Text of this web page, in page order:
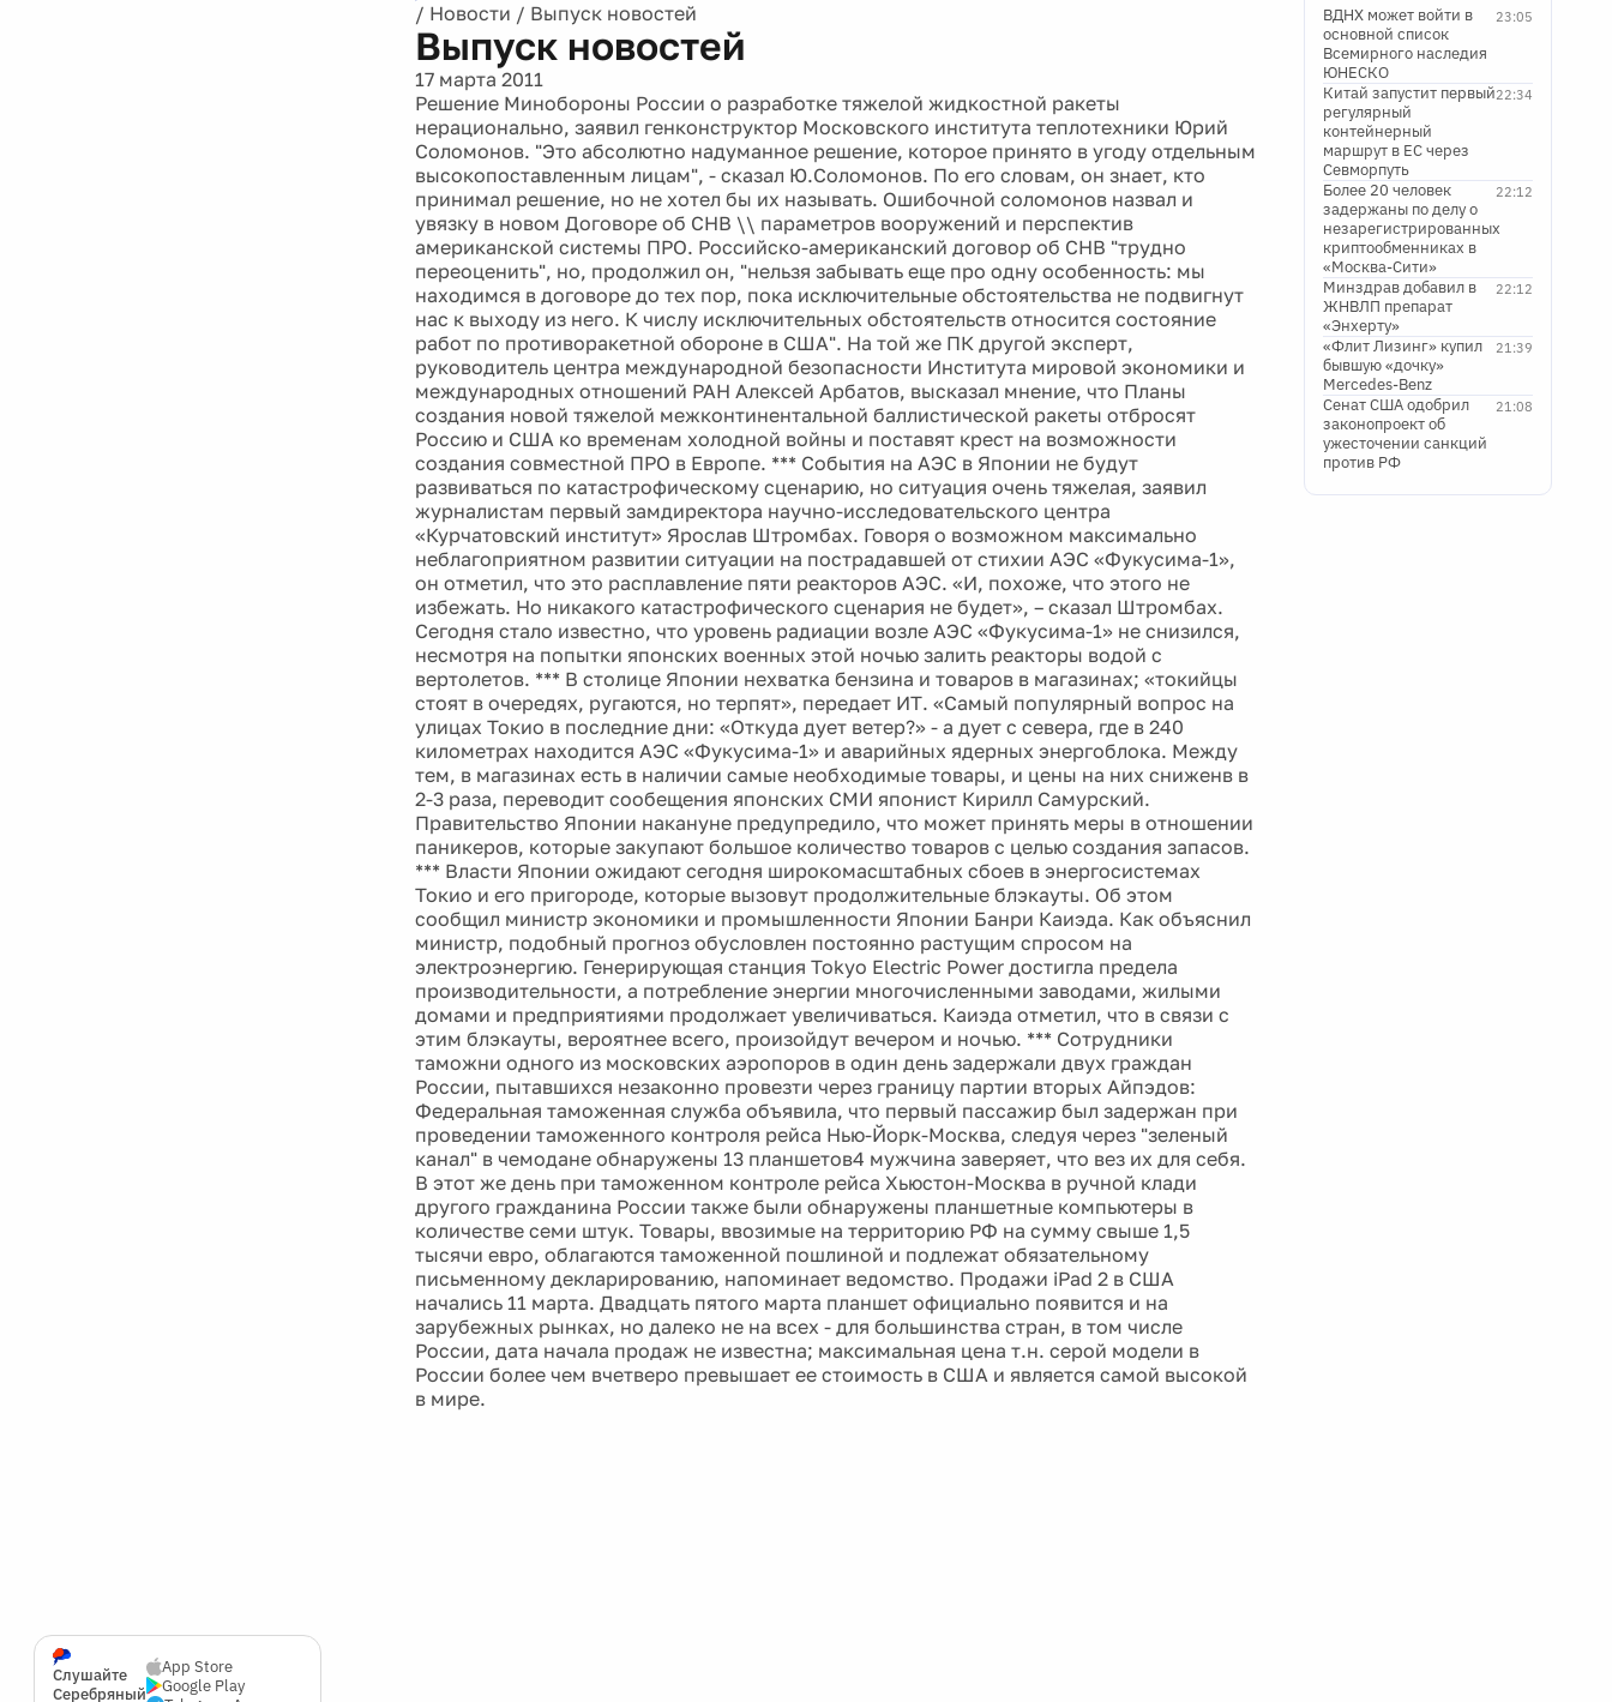
Слушайте
Серебряный
App Store
Google Play
/ Новости / Выпуск новостей
Выпуск новостей
17 марта 2011
Решение Минобороны России о разработке тяжелой жидкостной ракеты
нерационально, заявил генконструктор Московского института теплотехники Юрий
Соломонов. "Это абсолютно надуманное решение, которое принято в угоду отдельным
высокопоставленным лицам", - сказал Ю.Соломонов. По его словам, он знает, кто
принимал решение, но не хотел бы их называть. Ошибочной соломонов назвал и
увязку в новом Договоре об СНВ \\ параметров вооружений и перспектив
американской системы ПРО. Российско-американский договор об СНВ "трудно
переоценить", но, продолжил он, "нельзя забывать еще про одну особенность: мы
находимся в договоре до тех пор, пока исключительные обстоятельства не подвигнут
нас к выходу из него. К числу исключительных обстоятельств относится состояние
работ по противоракетной обороне в США". На той же ПК другой эксперт,
руководитель центра международной безопасности Института мировой экономики и
международных отношений РАН Алексей Арбатов, высказал мнение, что Планы
создания новой тяжелой межконтинентальной баллистической ракеты отбросят
Россию и США ко временам холодной войны и поставят крест на возможности
создания совместной ПРО в Европе. *** События на АЭС в Японии не будут
развиваться по катастрофическому сценарию, но ситуация очень тяжелая, заявил
журналистам первый замдиректора научно-исследовательского центра
«Курчатовский институт» Ярослав Штромбах. Говоря о возможном максимально
неблагоприятном развитии ситуации на пострадавшей от стихии АЭС «Фукусима-1»,
он отметил, что это расплавление пяти реакторов АЭС. «И, похоже, что этого не
избежать. Но никакого катастрофического сценария не будет», – сказал Штромбах.
Сегодня стало известно, что уровень радиации возле АЭС «Фукусима-1» не снизился,
несмотря на попытки японских военных этой ночью залить реакторы водой с
вертолетов. *** В столице Японии нехватка бензина и товаров в магазинах; «токийцы
стоят в очередях, ругаются, но терпят», передает ИТ. «Самый популярный вопрос на
улицах Токио в последние дни: «Откуда дует ветер?» - а дует с севера, где в 240
километрах находится АЭС «Фукусима-1» и аварийных ядерных энергоблока. Между
тем, в магазинах есть в наличии самые необходимые товары, и цены на них сниженв в
2-3 раза, переводит сообещения японских СМИ японист Кирилл Самурский.
Правительство Японии накануне предупредило, что может принять меры в отношении
паникеров, которые закупают большое количество товаров с целью создания запасов.
*** Власти Японии ожидают сегодня широкомасштабных сбоев в энергосистемах
Токио и его пригороде, которые вызовут продолжительные блэкауты. Об этом
сообщил министр экономики и промышленности Японии Банри Каиэда. Как объяснил
министр, подобный прогноз обусловлен постоянно растущим спросом на
электроэнергию. Генерирующая станция Tokyo Electric Power достигла предела
производительности, а потребление энергии многочисленными заводами, жилыми
домами и предприятиями продолжает увеличиваться. Каиэда отметил, что в связи с
этим блэкауты, вероятнее всего, произойдут вечером и ночью. *** Сотрудники
таможни одного из московских аэропоров в один день задержали двух граждан
России, пытавшихся незаконно провезти через границу партии вторых Айпэдов:
Федеральная таможенная служба объявила, что первый пассажир был задержан при
проведении таможенного контроля рейса Нью-Йорк-Москва, следуя через "зеленый
канал" в чемодане обнаружены 13 планшетов4 мужчина заверяет, что вез их для себя.
В этот же день при таможенном контроле рейса Хьюстон-Москва в ручной клади
другого гражданина России также были обнаружены планшетные компьютеры в
количестве семи штук. Товары, ввозимые на территорию РФ на сумму свыше 1,5
тысячи евро, облагаются таможенной пошлиной и подлежат обязательному
письменному декларированию, напоминает ведомство. Продажи iPad 2 в США
начались 11 марта. Двадцать пятого марта планшет официально появится и на
зарубежных рынках, но далеко не на всех - для большинства стран, в том числе
России, дата начала продаж не известна; максимальная цена т.н. серой модели в
России более чем вчетверо превышает ее стоимость в США и является самой высокой
в мире.
23:05
ВДНХ может войти в
основной список
Всемирного наследия
ЮНЕСКО
22:34
Китай запустит первый
регулярный
контейнерный
маршрут в ЕС через
Севморпуть
22:12
Более 20 человек
задержаны по делу о
незарегистрированных
криптообменниках в
«Москва-Сити»
22:12
Минздрав добавил в
ЖНВЛП препарат
«Энхерту»
21:39
«Флит Лизинг» купил
бывшую «дочку»
Mercedes-Benz
21:08
Сенат США одобрил
законопроект об
ужесточении санкций
против РФ